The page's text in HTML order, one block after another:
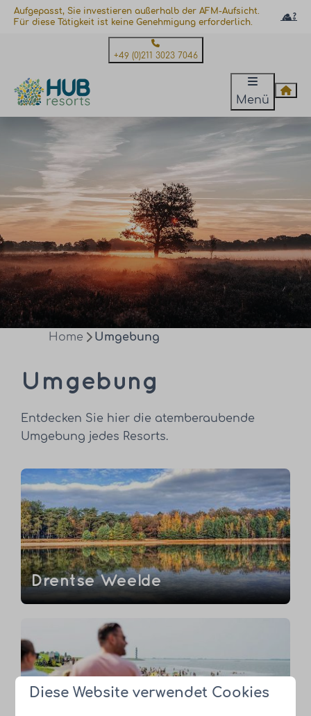
Aufgepasst, Sie investieren außerhalb der AFM-Aufsicht.
Für diese Tätigkeit ist keine Genehmigung erforderlich.
+49 (0)211 3023 7046
Menü
Home Umgebung
Umgebung
Entdecken Sie hier die atemberaubende
Umgebung jedes Resorts.
Drentse Weelde
Diese Website verwendet Cookies